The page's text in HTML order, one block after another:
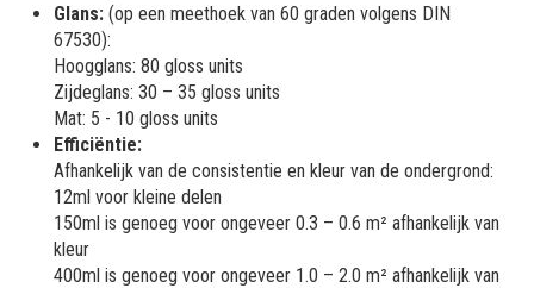
Glans: (op een meethoek van 60 graden volgens DIN
67530):
Hoogglans: 80 gloss units
Zijdeglans: 30 – 35 gloss units
Mat: 5 - 10 gloss units
Efficiëntie:
Afhankelijk van de consistentie en kleur van de ondergrond:
12ml voor kleine delen
150ml is genoeg voor ongeveer 0.3 – 0.6 m² afhankelijk van
kleur
400ml is genoeg voor ongeveer 1.0 – 2.0 m² afhankelijk van